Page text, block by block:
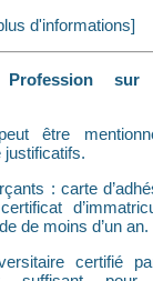
d'informations]
sur
être
justificatifs.
: carte
de moins d’un an.
certifié